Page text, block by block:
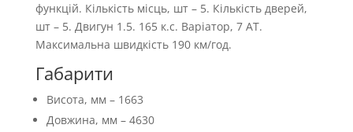
функцій. Кiлькiсть мiсць, шт – 5. Кiлькiсть дверей,
шт – 5. Двигун 1.5. 165 к.с. Варіатор, 7 АТ.
Максимальна швидкість 190 км/год.
Габарити
Висота, мм – 1663
Довжина, мм – 4630